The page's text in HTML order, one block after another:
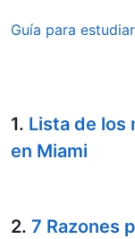
Guía para
1. Lista de los
en Miami
2. 7 Razones